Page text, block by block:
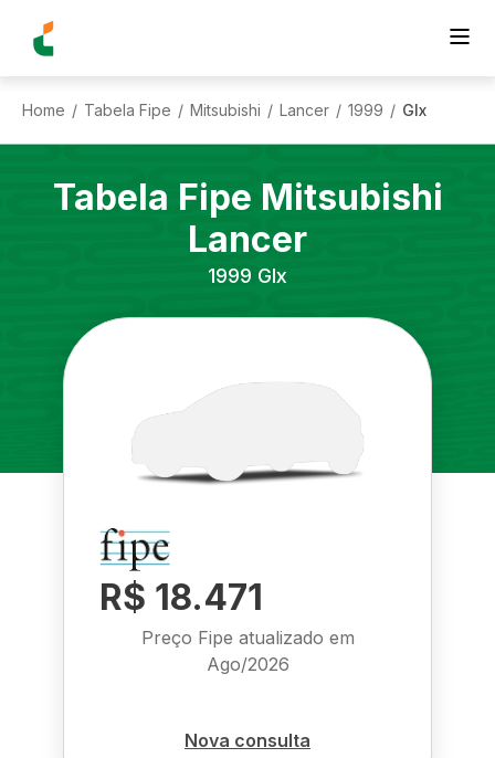
Home / Tabela Fipe / Mitsubishi / Lancer / 1999 / Glx
Tabela Fipe Mitsubishi
Lancer
1999 Glx
R$ 18.471
Preço Fipe atualizado em
Ago/2026
Nova consulta